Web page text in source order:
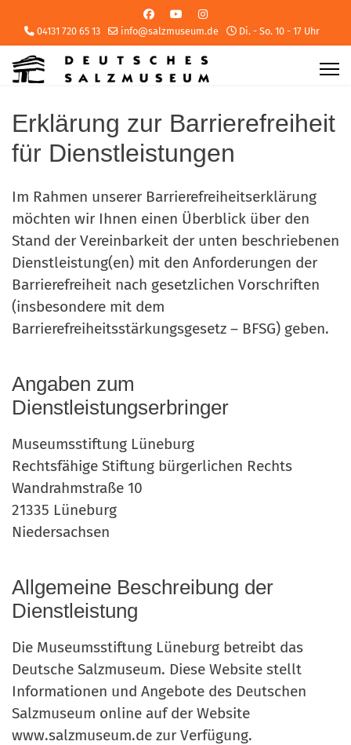
04131 720 65 13 info@salzmuseum.de Di. - So. 10 - 17 Uhr
Erklärung zur Barrierefreiheit
für Dienstleistungen
Im Rahmen unserer Barrierefreiheitserklärung
möchten wir Ihnen einen Überblick über den
Stand der Vereinbarkeit der unten beschriebenen
Dienstleistung(en) mit den Anforderungen der
Barrierefreiheit nach gesetzlichen Vorschriften
(insbesondere mit dem
Barrierefreiheitsstärkungsgesetz – BFSG) geben.
Angaben zum
Dienstleistungserbringer
Museumsstiftung Lüneburg
Rechtsfähige Stiftung bürgerlichen Rechts
Wandrahmstraße 10
21335 Lüneburg
Niedersachsen
Allgemeine Beschreibung der
Dienstleistung
Die Museumsstiftung Lüneburg betreibt das
Deutsche Salzmuseum. Diese Website stellt
Informationen und Angebote des Deutschen
Salzmuseum online auf der Website
www.salzmuseum.de zur Verfügung.